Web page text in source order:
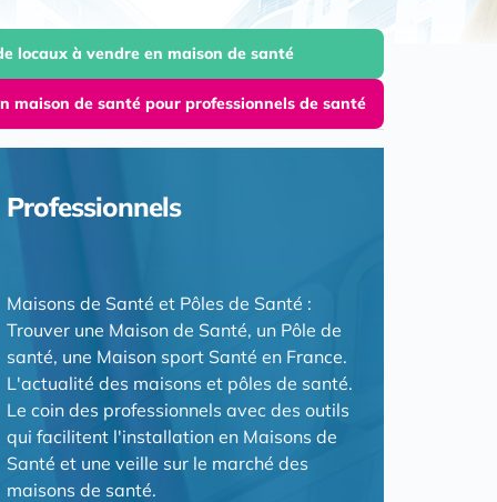
locaux à vendre en maison de santé
maison de santé pour professionnels de santé
Professionnels
Maisons de Santé et Pôles de Santé :
Trouver une Maison de Santé, un Pôle de
santé, une Maison sport Santé en France.
L'actualité des maisons et pôles de santé.
Le coin des professionnels avec des outils
qui facilitent l'installation en Maisons de
Santé et une veille sur le marché des
maisons de santé.